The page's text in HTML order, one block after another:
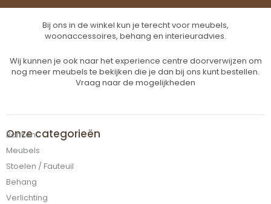
Bij ons in de winkel kun je terecht voor meubels,
woonaccessoires, behang en interieuradvies.
Wij kunnen je ook naar het experience centre doorverwijzen om
nog meer meubels te bekijken die je dan bij ons kunt bestellen.
Vraag naar de mogelijkheden
Onze categorieën
Banken
Meubels
Stoelen / Fauteuil
Behang
Verlichting